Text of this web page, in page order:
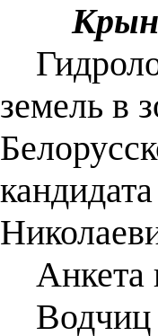
земель в
Анкета
Водчиц